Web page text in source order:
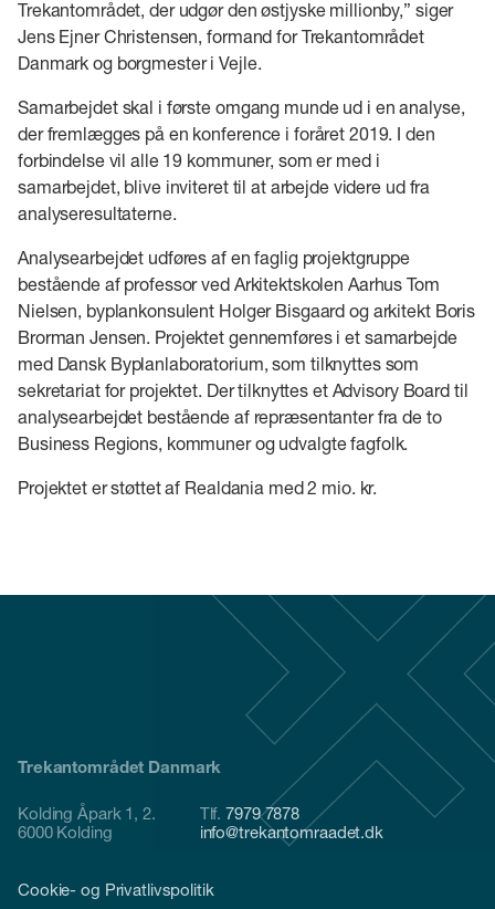
Trekantområdet, der udgør den østjyske millionby,” siger
Jens Ejner Christensen, formand for Trekantområdet
Danmark og borgmester i Vejle.
Samarbejdet skal i første omgang munde ud i en analyse,
der fremlægges på en konference i foråret 2019. I den
forbindelse vil alle 19 kommuner, som er med i
samarbejdet, blive inviteret til at arbejde videre ud fra
analyseresultaterne.
Analysearbejdet udføres af en faglig projektgruppe
bestående af professor ved Arkitektskolen Aarhus Tom
Nielsen, byplankonsulent Holger Bisgaard og arkitekt Boris
Brorman Jensen. Projektet gennemføres i et samarbejde
med Dansk Byplanlaboratorium, som tilknyttes som
sekretariat for projektet. Der tilknyttes et Advisory Board til
analysearbejdet bestående af repræsentanter fra de to
Business Regions, kommuner og udvalgte fagfolk.
Projektet er støttet af Realdania med 2 mio. kr.
Trekantområdet Danmark
Kolding Åpark 1, 2.
6000 Kolding
Tlf.7979 7878
info@trekantomraadet.dk
Cookie- og Privatlivspolitik